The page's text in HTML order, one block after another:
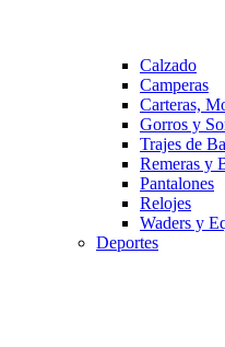
Calzado
Camperas
Carteras,
Gorros y
Trajes de
Remeras y
Pantalones
Relojes
Waders y
Deportes